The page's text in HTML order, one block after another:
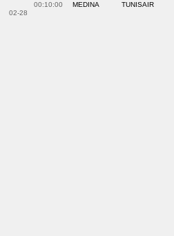
02-28
00:10:00 MEDINA TUNISAIR